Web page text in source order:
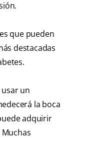
que pueden
destacadas
un
la boca
adquirir